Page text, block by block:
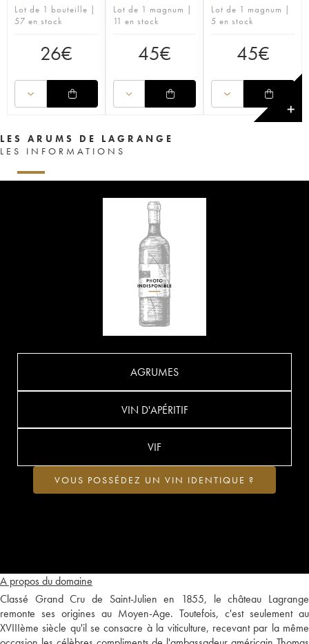
Lot de 1 bouteille |
57 en stock
26€
Lot de 1 magnum |
11 en stock
45€
Lot de 1 magnum |
5 en stock
45€
✕
LES ARUMS DE LAGRANGE
LES INFORMATIONS
A propos du domaine
Classé Grand Cru de Saint-Julien en 1855, le château Lagrange
remonte ses origines au Moyen-Age. Toutefois, c'est seulement au
XVIIIème siècle qu'il se consacre à la viticulture, recevant par la même
AGRUMES
VIN D'APÉRITIF
VIF
VOUS POSSÉDEZ UN VIN IDENTIQUE ?